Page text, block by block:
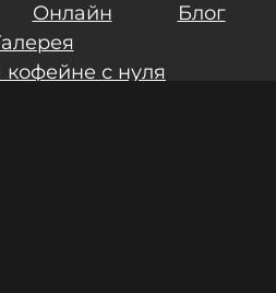
Онлайн
Блог
кофейне с нуля